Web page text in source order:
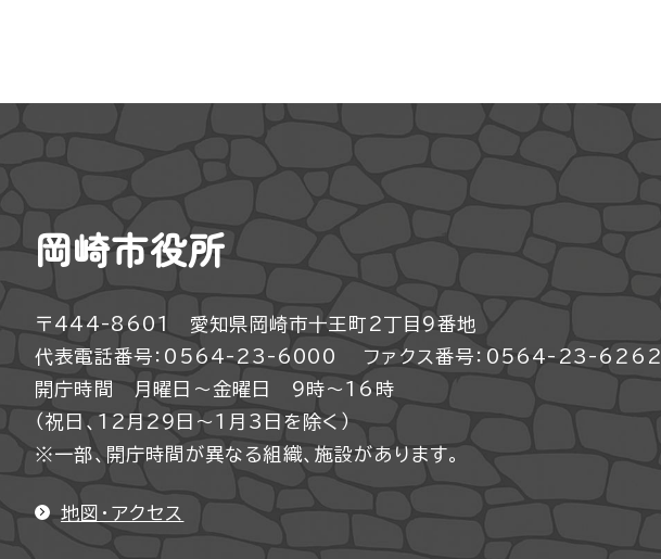
岡崎市役所
〒444-8601 愛知県岡崎市十王町2丁目9番地
代表電話番号：0564-23-6000
ファクス番号：0564-23-6262
開庁時間 月曜日～金曜日 9時～16時
（祝日、12月29日～1月3日を除く）
※一部、開庁時間が異なる組織、施設があります。
地図・アクセス